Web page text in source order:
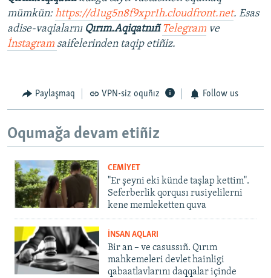
mümkün:https://d1ug5n8f9xpr1h.cloudfront.net. Esas
adise-vaqialarnı Qırım.Aqiqatnıñ Telegram ve
İnstagram saifelerinden taqip etiñiz.
Paylaşmaq VPN-siz oquñız Follow us
Oqumağa devam etiñiz
CEMİYET
"Er şeyni eki künde taşlap kettim".
Seferberlik qorqusı rusiyelilerni
kene memleketten quva
İNSAN AQLARI
Bir an – ve casussıñ. Qırım
mahkemeleri devlet hainligi
qabaatlavlarını daqqalar içinde